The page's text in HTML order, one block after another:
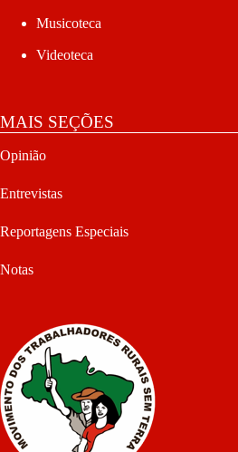
Musicoteca
Videoteca
MAIS SEÇÕES
Opinião
Entrevistas
Reportagens Especiais
Notas